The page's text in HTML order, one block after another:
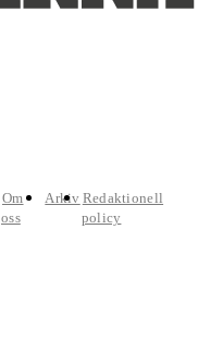
Om
oss
Arkiv Redaktionell
policy